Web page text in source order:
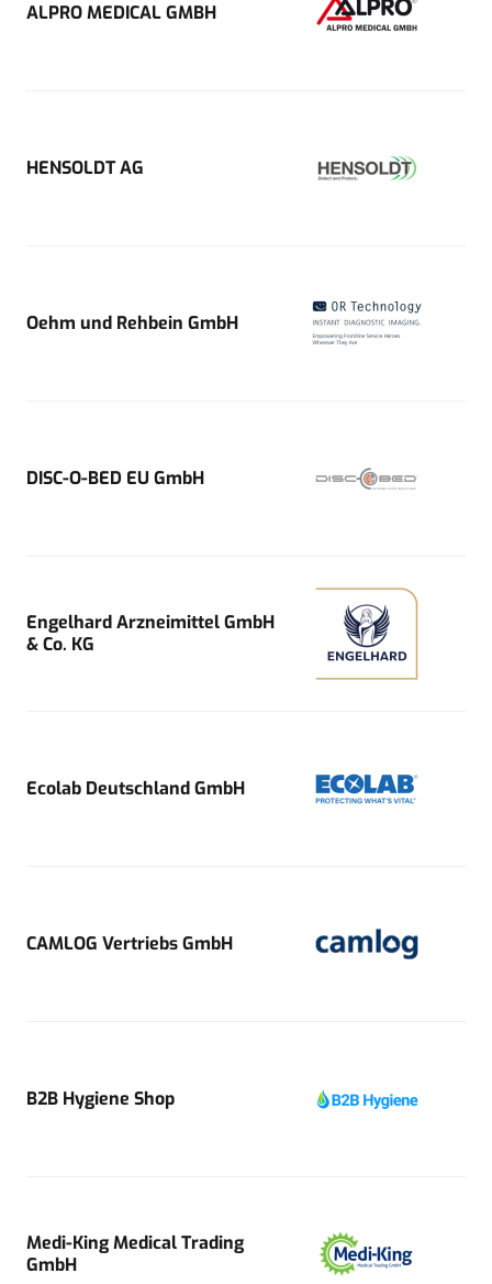
ALPRO MEDICAL GMBH
HENSOLDT AG
Oehm und Rehbein GmbH
DISC-O-BED EU GmbH
Engelhard Arzneimittel GmbH
& Co. KG
Ecolab Deutschland GmbH
CAMLOG Vertriebs GmbH
B2B Hygiene Shop
Medi-King Medical Trading
GmbH